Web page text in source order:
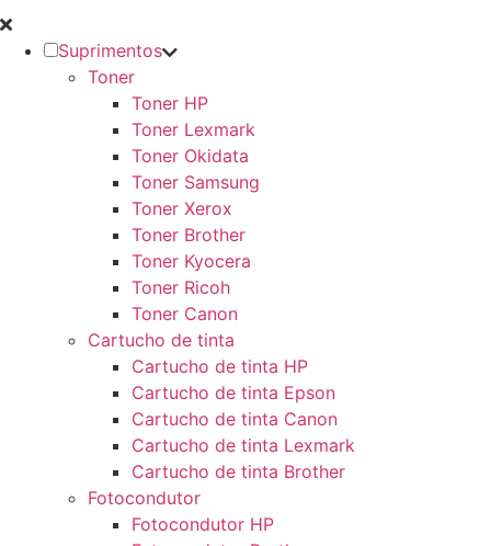
Suprimentos
Toner
Toner HP
Toner Lexmark
Toner Okidata
Toner Samsung
Toner Xerox
Toner Brother
Toner Kyocera
Toner Ricoh
Toner Canon
Cartucho de tinta
Cartucho de tinta HP
Cartucho de tinta Epson
Cartucho de tinta Canon
Cartucho de tinta Lexmark
Cartucho de tinta Brother
Fotocondutor
Fotocondutor HP